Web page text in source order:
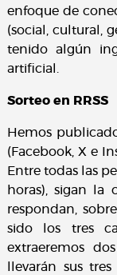
enfoque de
(social, cultural,
tenido algún
artificial.
Sorteo en RRSS
Hemos
(Facebook, X e
Entre todas las
horas), sigan la
respondan,
sido los tres
extraeremos
llevarán sus